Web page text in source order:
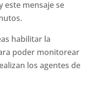
este mensaje se
habilitar la
poder monitorear
los agentes de